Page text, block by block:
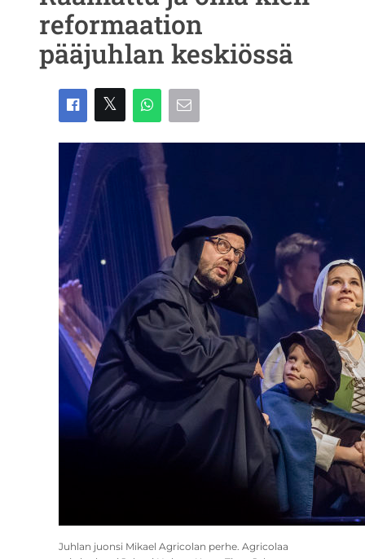
reformaation
pääjuhlan keskiössä
Juhlan juonsi Mikael Agricolan perhe. Agricolaa